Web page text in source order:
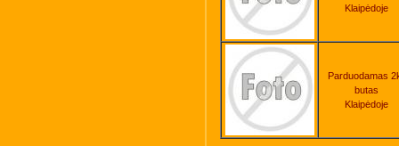
Klaipėdoje
Parduodamas
butas
Klaipėdoje